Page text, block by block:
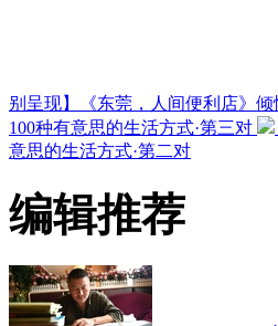
别呈现】《东莞，人间便利店》倾
100种有意思的生活方式·第三对
意思的生活方式·第二对
编辑推荐